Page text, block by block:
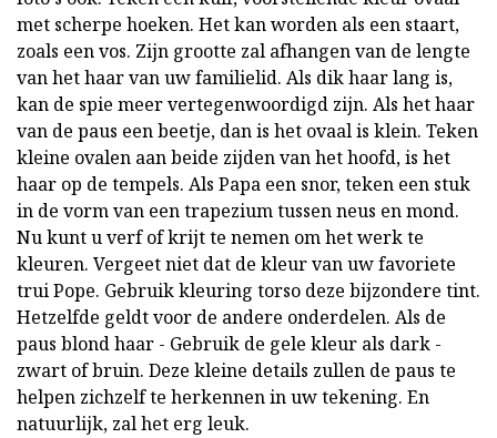
met scherpe hoeken. Het kan worden als een staart,
zoals een vos. Zijn grootte zal afhangen van de lengte
van het haar van uw familielid. Als dik haar lang is,
kan de spie meer vertegenwoordigd zijn. Als het haar
van de paus een beetje, dan is het ovaal is klein. Teken
kleine ovalen aan beide zijden van het hoofd, is het
haar op de tempels. Als Papa een snor, teken een stuk
in de vorm van een trapezium tussen neus en mond.
Nu kunt u verf of krijt te nemen om het werk te
kleuren. Vergeet niet dat de kleur van uw favoriete
trui Pope. Gebruik kleuring torso deze bijzondere tint.
Hetzelfde geldt voor de andere onderdelen. Als de
paus blond haar - Gebruik de gele kleur als dark -
zwart of bruin. Deze kleine details zullen de paus te
helpen zichzelf te herkennen in uw tekening. En
natuurlijk, zal het erg leuk.